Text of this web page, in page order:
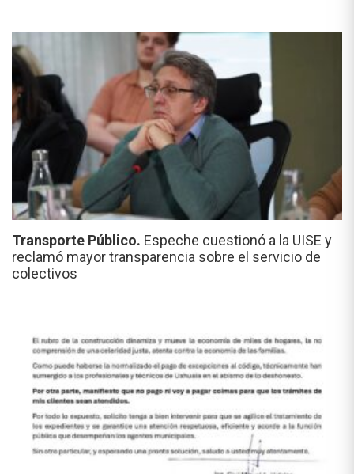
Transporte Público. Espeche cuestionó a la UISE y
reclamó mayor transparencia sobre el servicio de
colectivos